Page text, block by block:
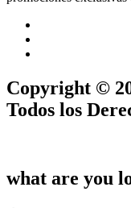
Copyright ©
Todos los
what are you